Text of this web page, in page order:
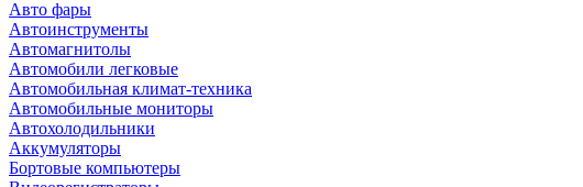
Авто фары
Автоинструменты
Автомагнитолы
Автомобили легковые
Автомобильная климат-техника
Автомобильные мониторы
Автохолодильники
Аккумуляторы
Бортовые компьютеры